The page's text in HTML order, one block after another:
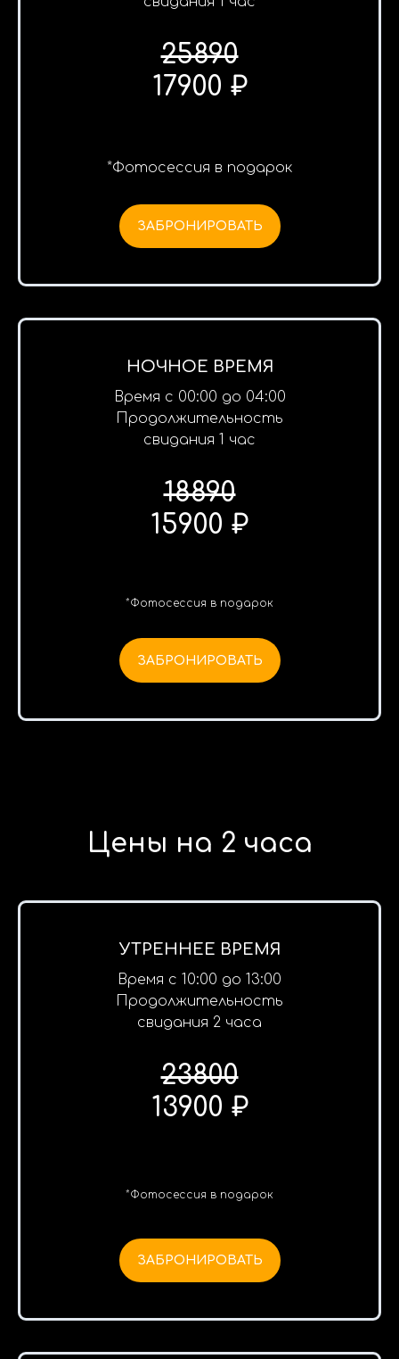
25890
17900 ₽
*Фотосессия в подарок
ЗАБРОНИРОВАТЬ
НОЧНОЕ ВРЕМЯ
Время с 00:00 до 04:00
Продолжительность
свидания 1 час
18890
15900 ₽
*Фотосессия в подарок
ЗАБРОНИРОВАТЬ
Цены на 2 часа
УТРЕННЕЕ ВРЕМЯ
Время с 10:00 до 13:00
Продолжительность
свидания 2 часа
23800
13900 ₽
*Фотосессия в подарок
ЗАБРОНИРОВАТЬ